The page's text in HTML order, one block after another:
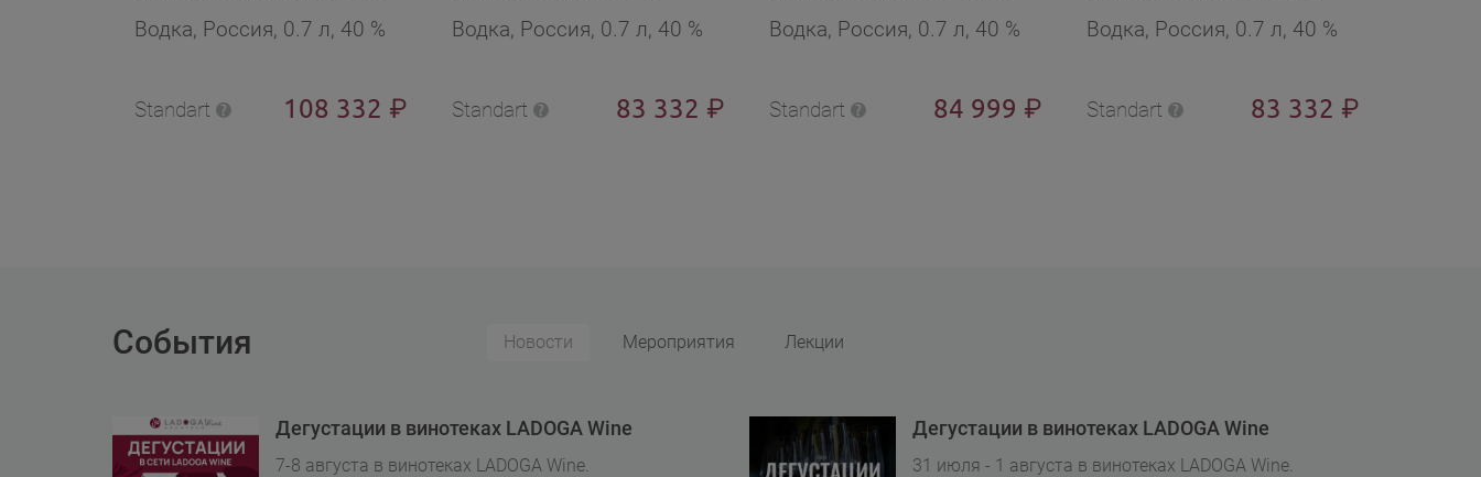
бархат.п/у в подарочной
Водка, Россия, 0.7 л, 40 %
Standart 108 332 ₽
подарочной упаковке
Водка, Россия, 0.7 л, 40 %
Standart 83 332 ₽
упаковке
Водка, Россия, 0.7 л, 40 %
Standart 84 999 ₽
подарочной упаковке
Водка, Россия, 0.7 л, 40 %
Standart 83 332 ₽
События Новости Мероприятия Лекции
Дегустации в винотеках LADOGA Wine
7-8 августа в винотеках LADOGA Wine.
Дегустации в винотеках LADOGA Wine
31 июля - 1 августа в винотеках LADOGA Wine.